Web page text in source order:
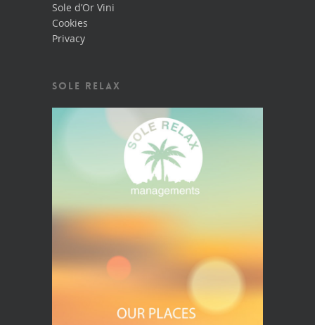
Sole d’Or Vini
Cookies
Privacy
SOLE RELAX